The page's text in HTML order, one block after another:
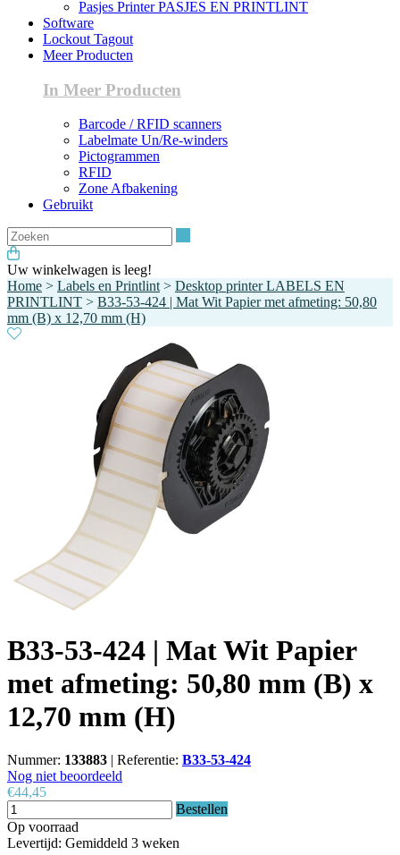
Pasjes Printer PASJES EN PRINTLINT
Software
Lockout Tagout
Meer Producten
In Meer Producten
Barcode / RFID scanners
Labelmate Un/Re-winders
Pictogrammen
RFID
Zone Afbakening
Gebruikt
Uw winkelwagen is leeg!
Home > Labels en Printlint > Desktop printer LABELS EN
PRINTLINT > B33-53-424 | Mat Wit Papier met afmeting: 50,80
mm (B) x 12,70 mm (H)
B33-53-424 | Mat Wit Papier
met afmeting: 50,80 mm (B) x
12,70 mm (H)
Nummer: 133883 | Referentie: B33-53-424
Nog niet beoordeeld
€44,45
Bestellen
Op voorraad
Levertijd: Gemiddeld 3 weken